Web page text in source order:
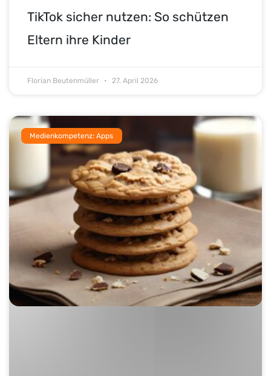
TikTok sicher nutzen: So schützen
Eltern ihre Kinder
Florian Beutenmüller 27. April 2026
Medienkompetenz: Apps